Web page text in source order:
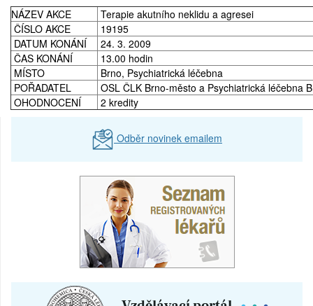
NÁZEV AKCE
Terapie akutního neklidu a agresei
ČÍSLO AKCE
19195
DATUM KONÁNÍ
24. 3. 2009
ČAS KONÁNÍ
13.00 hodin
MÍSTO
Brno, Psychiatrická léčebna
POŘADATEL
OSL ČLK Brno-město a Psychiatrická léčebna
OHODNOCENÍ
2 kredity
Odběr novinek emailem